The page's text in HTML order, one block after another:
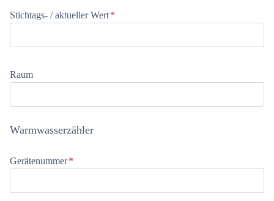
Stichtags- / aktueller Wert*
Raum
Warmwasserzähler
Gerätenummer*